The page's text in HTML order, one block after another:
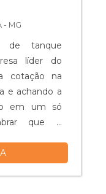
- MG
de tanque
líder do
cotação na
e achando a
em um só
que o
Esse tipo de